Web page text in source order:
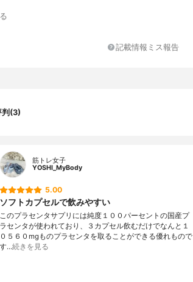
記載情報ミス報告
判(3)
筋トレ女子
YOSHI_MyBody
5.00
ソフトカプセルで飲みやすい
このプラセンタサプリには純度１００パーセントの国産プ
ラセンタが使われており、３カプセル飲むだけでなんと１
０５６０mgものプラセンタを取ることができる優れもので
す…続きを見る